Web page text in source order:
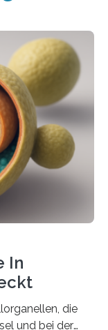
In
die
und bei der